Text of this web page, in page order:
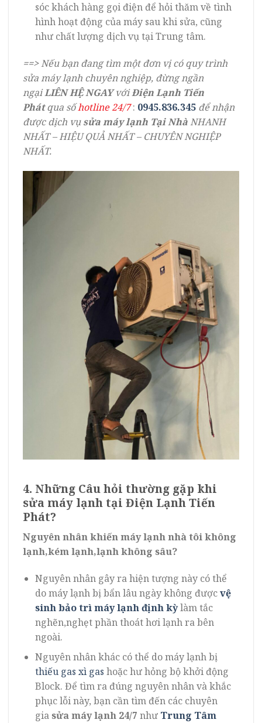
sóc khách hàng gọi điện để hỏi thăm về tình
hình hoạt động của máy sau khi sửa, cũng
như chất lượng dịch vụ tại Trung tâm.
==>Nếu bạn đang tìm một đơn vị có quy trình
sửa máy lạnh chuyên nghiệp, đừng ngần
ngạiLIÊN HỆ NGAYvớiĐiện Lạnh Tiến
Phátqua sốhotline 24/7: 0945.836.345 để nhận
được dịch vụsửa máy lạnh Tại NhàNHANH
NHẤT – HIỆU QUẢ NHẤT – CHUYÊN NGHIỆP
NHẤT.
4. Những Câu hỏi thường gặp khi
sửa máy lạnh tại Điện Lạnh Tiến
Phát?
Nguyên nhân khiến máy lạnh nhà tôi không
lạnh,kém lạnh,lạnh không sâu?
Nguyên nhân gây ra hiện tượng này có thể
do máy lạnh bị bẩn lâu ngày không đượcvệ
sinh bảo trì máy lạnh định kỳlàm tắc
nghẽn,nghẹt phần thoát hơi lạnh ra bên
ngoài.
Nguyên nhân khác có thể do máy lạnh bị
thiếu gas xì gas hoặc hư hỏng bộ khởi động
Block. Để tìm ra đúng nguyên nhân và khắc
phục lỗi này, bạn cần tìm đến các chuyên
gia sửa máy lạnh 24/7 như Trung Tâm